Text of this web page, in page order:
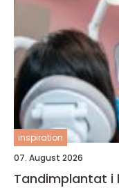
inspiration
07. August 2026
Tandimplantat i